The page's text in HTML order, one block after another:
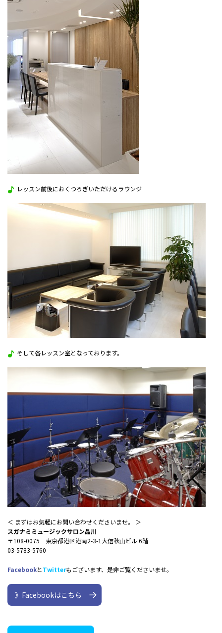
レッスン前後におくつろぎいただけるラウンジ
そして各レッスン室となっております。
＜ まずはお気軽にお問い合わせくださいませ。 ＞
スガナミミュージックサロン品川
〒108-0075 東京都港区港南2-3-1大信秋山ビル 6階
03-5783-5760
FacebookとTwitterもございます、是非ご覧くださいませ。
》Facebookはこちら